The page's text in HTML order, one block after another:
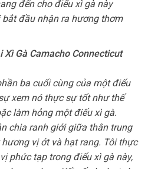
đến cho điếu xì gà này
đầu nhận ra hương thơm
Gà Camacho Connecticut
ba cuối cùng của một điếu
xem nó thực sự tốt như thế
làm hỏng một điếu xì gà.
chia ranh giới giữa thân trung
vị ớt và hạt rang. Tôi thực
phức tạp trong điếu xì gà này,